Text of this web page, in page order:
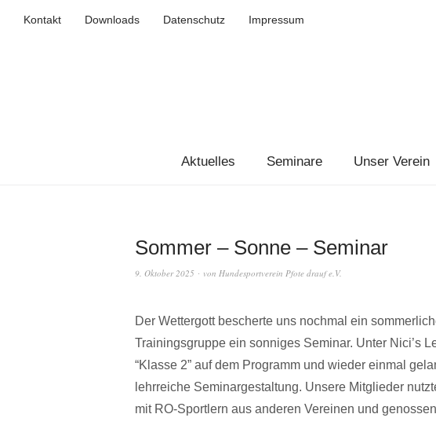
Kontakt Downloads Datenschutz Impressum
Aktuelles Seminare Unser Verein
Sommer – Sonne – Seminar
9. Oktober 2025 von Hundesportverein Pfote drauf e.V.
Der Wettergott bescherte uns nochmal ein
Trainingsgruppe ein sonniges Seminar. Unter Nici’s
“Klasse 2” auf dem Programm und wieder einmal
lehrreiche Seminargestaltung. Unsere Mitglieder
mit RO-Sportlern aus anderen Vereinen und